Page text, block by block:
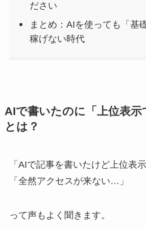
ださい
まとめ：AIを使っても「基
稼げない時代
AIで書いたのに「上位表示
とは？
「AIで記事を書いたけど上位表
「全然アクセスが来ない…」
って声もよく聞きます。